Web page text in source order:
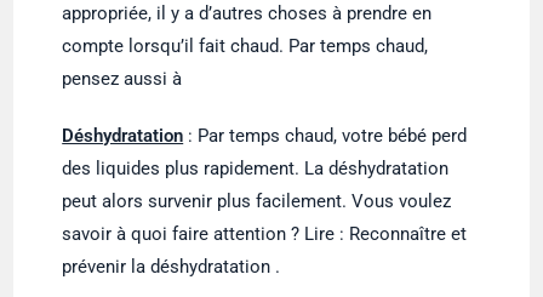
appropriée, il y a d’autres choses à prendre en
compte lorsqu’il fait chaud. Par temps chaud,
pensez aussi à
Déshydratation : Par temps chaud, votre bébé perd
des liquides plus rapidement. La déshydratation
peut alors survenir plus facilement. Vous voulez
savoir à quoi faire attention ? Lire : Reconnaître et
prévenir la déshydratation .